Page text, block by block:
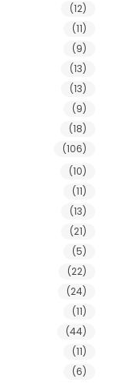
(12)
(11)
(9)
(13)
(13)
(9)
(18)
(106)
(10)
(11)
(13)
(21)
(5)
(22)
(24)
(11)
(44)
(11)
(6)